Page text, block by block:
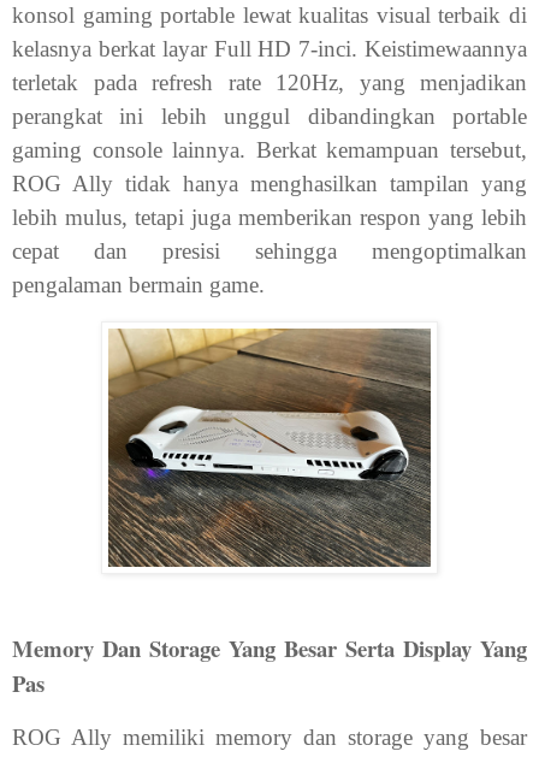
konsol gaming portable lewat kualitas visual terbaik di
kelasnya berkat layar Full HD 7-inci. Keistimewaannya
terletak pada refresh rate 120Hz, yang menjadikan
perangkat ini lebih unggul dibandingkan portable
gaming console lainnya. Berkat kemampuan tersebut,
ROG Ally tidak hanya menghasilkan tampilan yang
lebih mulus, tetapi juga memberikan respon yang lebih
cepat dan presisi sehingga mengoptimalkan
pengalaman bermain game.
Memory Dan Storage Yang Besar Serta Display Yang
Pas
ROG Ally memiliki memory dan storage yang besar